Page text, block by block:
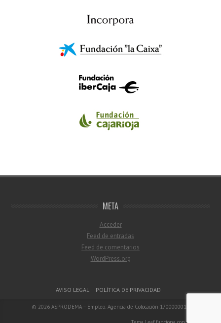
META
Acceder
Feed de entradas
Feed de comentarios
WordPress.org
Menú del pie de páginaAVISO LEGAL POLÍTICA DE PRIVACIDAD
© 2026 ASPRODEMA – Empleo: Agencia de Colocación 1700000018